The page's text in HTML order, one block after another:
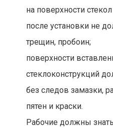
на поверхности
после установки не
трещин, пробоин;
поверхности
стеклоконструкций
без следов замазки,
пятен и краски.
Рабочие должны